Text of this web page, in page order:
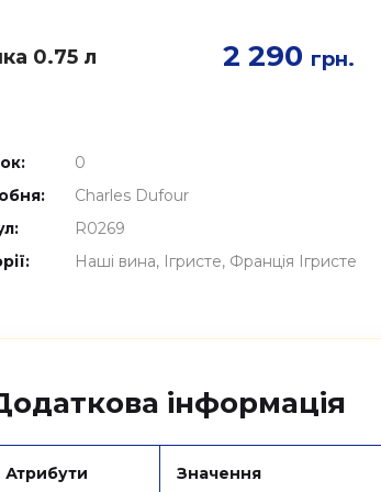
0.75 л 2 290 грн.
0
Charles Dufour
R0269
Наші вина Ігристе Франція Ігристе
інформація
Атрибути Значення